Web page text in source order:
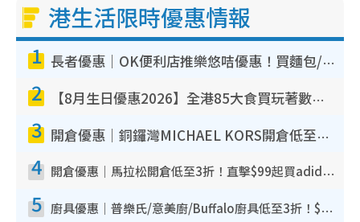
港生活限時優惠情報
1 長者優惠｜OK便利店推樂悠咭優惠！買麵包/牛奶/保健品拍卡即減
2 【8月生日優惠2026】全港85大食買玩著數攻略 自助餐/火鍋放題同行免費＋誠品/DONKI送現金券
3 開倉優惠｜銅鑼灣MICHAEL KORS開倉低至17折！直擊$500起買手袋/銀包/鞋款 必買經典Jet Set系列
4 開倉優惠｜馬拉松開倉低至3折！直擊$99起買adidas／New Balance／Puma鞋款 STANLEY保溫杯劈價至$119起
5 廚具優惠｜普樂氏/意美廚/Buffalo廚具低至3折！$89起買煎鍋／炒鑊／個人鍋 同場小家電激減至$99起